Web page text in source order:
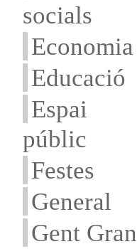
socials
Economia
Educació
Espai
públic
Festes
General
Gent Gran